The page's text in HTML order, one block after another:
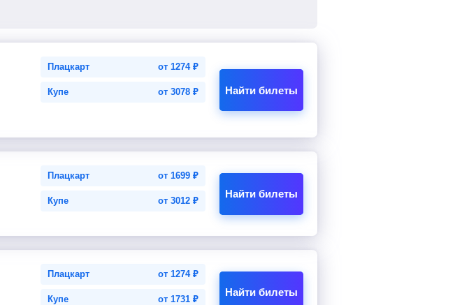
Плацкарт от 1274₽
Купе от 3078 ₽ Найти билеты
Плацкарт от 1699 ₽
Купе от 3012 ₽
Найти билеты
Плацкарт от 1274₽
Купе от 1731 ₽
Найти билеты